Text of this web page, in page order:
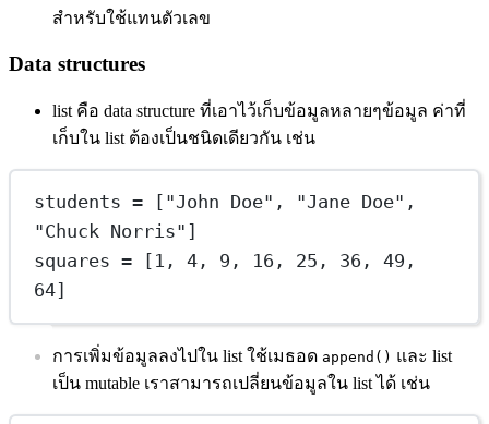
สำหรับใช้แทนตัวเลข
Data structures
list คือ data structure ที่เอาไว้เก็บข้อมูลหลายๆข้อมูล ค่าที่
เก็บใน list ต้องเป็นชนิดเดียวกัน เช่น
students = ["John Doe", "Jane Doe",
"Chuck Norris"]
squares = [1, 4, 9, 16, 25, 36, 49,
64]
การเพิ่มข้อมูลลงไปใน list ใช้เมธอด append() และ list
เป็น mutable เราสามารถเปลี่ยนข้อมูลใน list ได้ เช่น